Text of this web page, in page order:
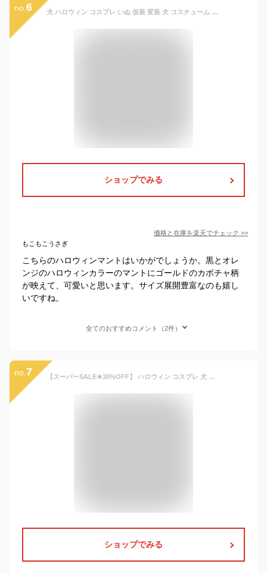
no. 6 犬 ハロウィン コスプレ いぬ 仮装 変装 犬 コスチューム 魔女 カボチャ犬用 帽子 マント ハット ポンチョ ケープ ワンコ服 小型犬 中型犬 ドッグウェア ペットウェア 猫服 可愛い ランタン パンプキン ケープ
ショップでみる
価格と在庫を楽天でチェック >>
もこもこうさぎ
こちらのハロウィンマントはいかがでしょうか。黒とオレ
ンジのハロウィンカラーのマントにゴールドのカボチャ柄
が映えて、可愛いと思います。サイズ展開豊富なのも嬉し
いですね。
全てのおすすめコメント（2件）
no. 7 【スーパーSALE★30%OFF】 ハロウィン コスプレ 犬 猫 ペット服 コスチューム 衣装 魔法使い 魔女 犬用 猫用 マント 帽子 犬服 ドッグウェア キャットウェア 犬用品 仮装 変装 変身 おもしろグッズ かわいい 可愛い 小型犬 中型犬 大型犬 クリスマス イベント パーティー
ショップでみる